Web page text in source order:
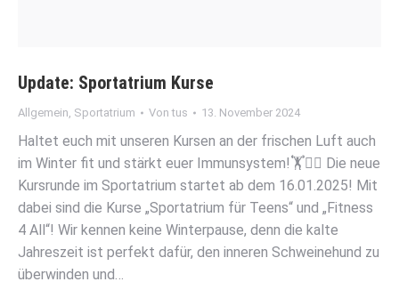
Update: Sportatrium Kurse
Allgemein, Sportatrium Vontus 13. November 2024
Haltet euch mit unseren Kursen an der frischen Luft auch
im Winter fit und stärkt euer Immunsystem!🏋️👩‍⚕️ Die neue
Kursrunde im Sportatrium startet ab dem 16.01.2025! Mit
dabei sind die Kurse „Sportatrium für Teens“ und „Fitness
4 All“! Wir kennen keine Winterpause, denn die kalte
Jahreszeit ist perfekt dafür, den inneren Schweinehund zu
überwinden und…